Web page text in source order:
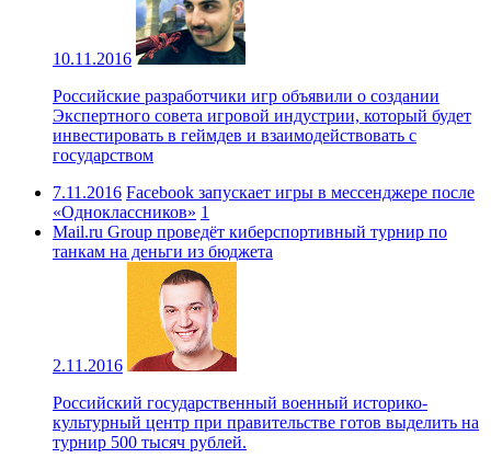
10.11.2016
Российские разработчики игр объявили о создании
Экспертного совета игровой индустрии, который будет
инвестировать в геймдев и взаимодействовать с
государством
7.11.2016 Facebook запускает игры в мессенджере после
«Одноклассников» 1
Mail.ru Group проведёт киберспортивный турнир по
танкам на деньги из бюджета
2.11.2016
Российский государственный военный историко-
культурный центр при правительстве готов выделить на
турнир 500 тысяч рублей.